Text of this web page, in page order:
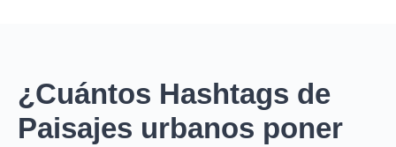
¿Cuántos Hashtags de
Paisajes urbanos poner